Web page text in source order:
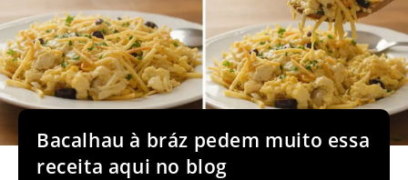
Bacalhau à bráz pedem muito essa
receita aqui no blog